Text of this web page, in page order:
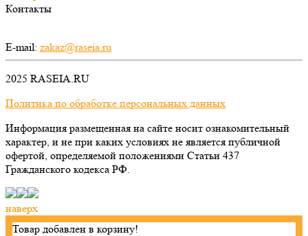
Контакты
E-mail: zakaz@raseia.ru
2025 RASEIA.RU
Политика по обработке персональных данных
Информация размещенная на сайте носит ознакомительный
характер, и не при каких условиях не является публичной
офертой, определяемой положениями Статьи 437
Гражданского кодекса РФ.
наверх
Товар добавлен в корзину!